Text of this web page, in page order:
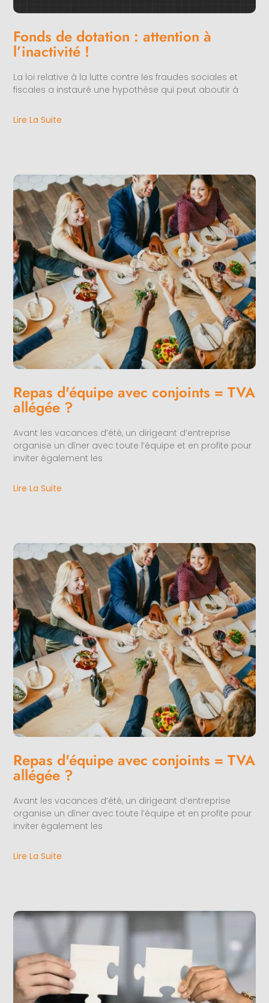
Fonds de dotation : attention à
l’inactivité !
La loi relative à la lutte contre les fraudes sociales et
fiscales a instauré une hypothèse qui peut aboutir à
Lire La Suite
Repas d'équipe avec conjoints = TVA
allégée ?
Avant les vacances d’été, un dirigeant d’entreprise
organise un dîner avec toute l’équipe et en profite pour
inviter également les
Lire La Suite
Repas d'équipe avec conjoints = TVA
allégée ?
Avant les vacances d’été, un dirigeant d’entreprise
organise un dîner avec toute l’équipe et en profite pour
inviter également les
Lire La Suite